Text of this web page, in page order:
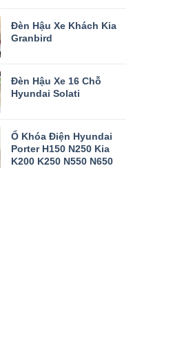
Đèn Hậu Xe Khách Kia
Granbird
Đèn Hậu Xe 16 Chỗ
Hyundai Solati
Ổ Khóa Điện Hyundai
Porter H150 N250 Kia
K200 K250 N550 N650